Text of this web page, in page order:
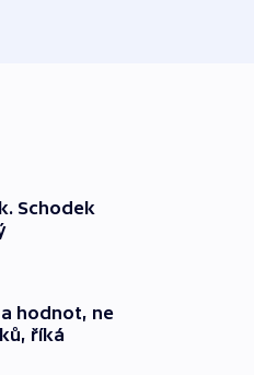
Schodek
hodnot, ne
říká